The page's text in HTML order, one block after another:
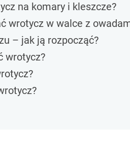
na komary i kleszcze?
wrotycz w walce z
– jak ją rozpocząć?
wrotycz?